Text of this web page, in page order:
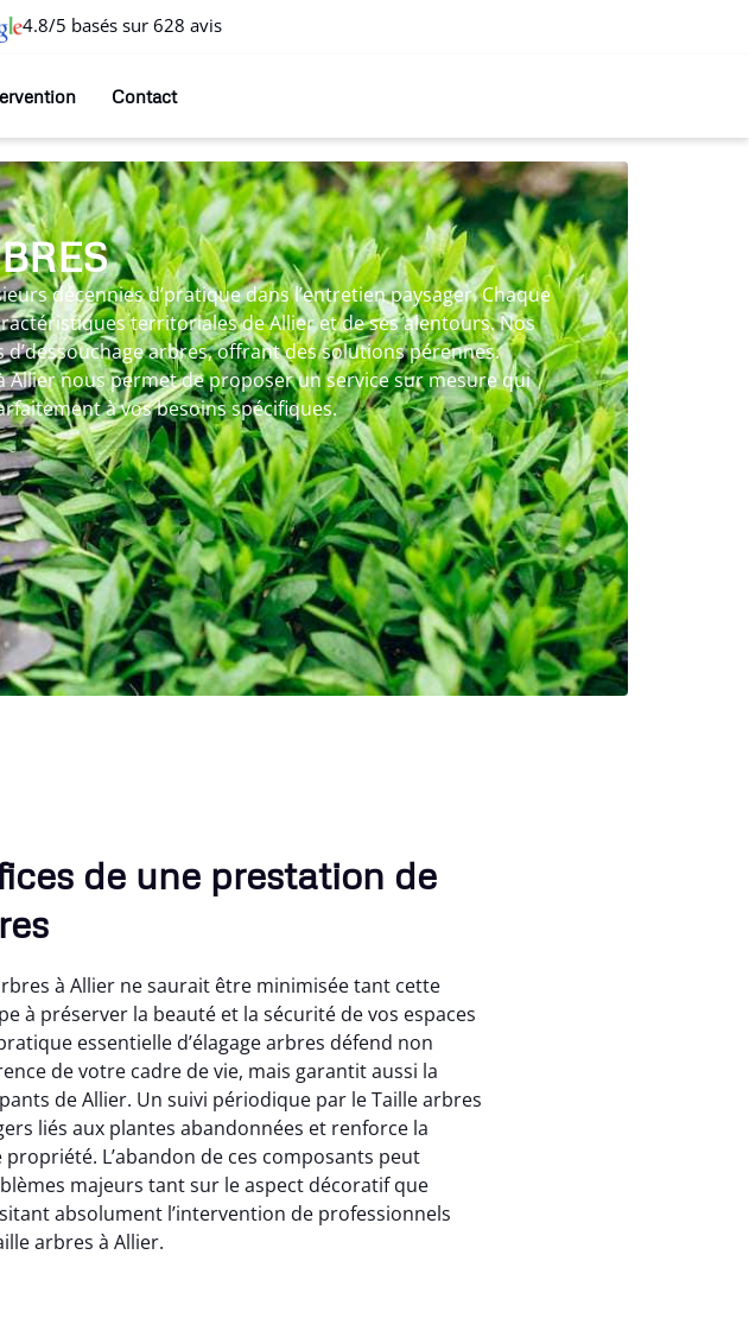
4.8/5 basés sur 628 avis
Contact
décennies d’pratique dans l’entretien paysager. Chaque
territoriales de Allier et de ses alentours. Nos
arbres, offrant des solutions pérennes.
Allier nous permet de proposer un service sur mesure qui
à vos besoins spécifiques.
de une prestation de
à Allier ne saurait être minimisée tant cette
à préserver la beauté et la sécurité de vos espaces
essentielle d’élagage arbres défend non
de votre cadre de vie, mais garantit aussi la
de Allier. Un suivi périodique par le Taille arbres
liés aux plantes abandonnées et renforce la
L’abandon de ces composants peut
majeurs tant sur le aspect décoratif que
absolument l’intervention de professionnels
arbres à Allier.